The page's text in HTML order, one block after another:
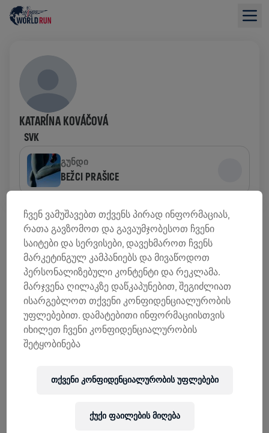
KATARÍNA KOVÁČOVÁ
SVK
ᲒᲣᲜᲓᲘ
BEŽCI PRAŠICE
ᲤᲝᲜᲓᲔᲑᲘᲡ ᲛᲝᲫᲘᲔᲑᲘᲡ ᲛᲘᲛᲝᲮᲘᲚᲕᲐ
0,00 US$ ᲨᲔᲒᲠᲝᲕᲓᲐ 0,00 US$ ᲛᲘᲖᲐᲜᲘ
ᲨᲔᲛᲝᲬᲘᲠᲣᲚᲔᲑᲔᲑᲘ ᲒᲐᲓᲐᲠᲘᲪᲮᲔ ᲗᲐᲜᲮᲐ
შემოწირულების 100% ხმარდება ზურგის ტვინის
კვლევებს.
ᲘᲡᲢᲝᲠᲘᲐ
WINGS FOR LIFE WORLD RUN 2026
DUCHONKA
ჩვენ ვამუშავებთ თქვენს პირად ინფორმაციას,
რათა გავზომოთ და გავაუმჯობესოთ ჩვენი
საიტები და სერვისები, დავეხმაროთ ჩვენს
მარკეტინგულ კამპანიებს და მივაწოდოთ
პერსონალიზებული კონტენტი და რეკლამა.
მარჯვენა ღილაკზე დაწკაპუნებით, შეგიძლიათ
ისარგებლოთ თქვენი კონფიდენციალურობის
უფლებებით. დამატებითი ინფორმაციისთვის
იხილეთ ჩვენი კონფიდენციალურობის
შეტყობინება
თქვენი კონფიდენციალურობის უფლებები
ქუქი ფაილების მიღება